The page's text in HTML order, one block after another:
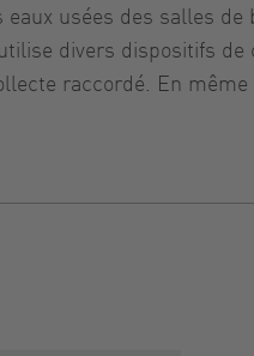
usées des salles
divers dispositifs
raccordé. En